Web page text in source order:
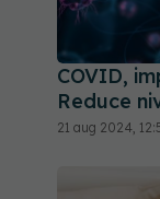
COVID,
Reduce
21 aug 2024,